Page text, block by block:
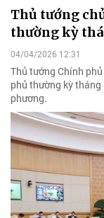
Thủ tướng
thường kỳ
04/04/2026 12:31
Thủ tướng Chính
phủ thường kỳ
phương.